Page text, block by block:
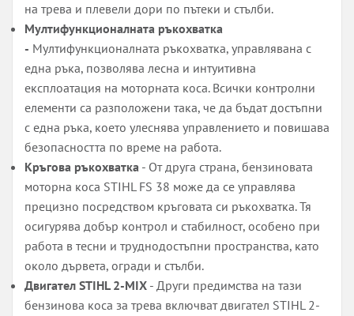
на трева и плевели дори по пътеки и стълби.
Мултифункционалната ръкохватка
- Мултифункционалната ръкохватка, управлявана с
една ръка, позволява лесна и интуитивна
експлоатация на моторната коса. Всички контролни
елементи са разположени така, че да бъдат достъпни
с една ръка, което улеснява управлението и повишава
безопасността по време на работа.
Кръгова ръкохватка - От друга страна, бензиновата
моторна коса STIHL FS 38 може да се управлява
прецизно посредством кръговата си ръкохватка. Тя
осигурява добър контрол и стабилност, особено при
работа в тесни и труднодостъпни пространства, като
около дървета, огради и стълби.
Двигател STIHL 2-MIX - Други предимства на тази
бензинова коса за трева включват двигател STIHL 2-